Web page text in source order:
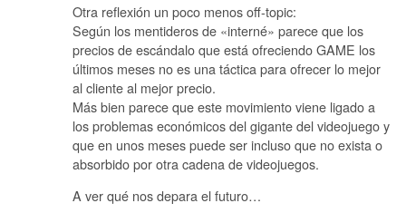
Otra reflexión un poco menos off-topic:
Según los mentideros de «interné» parece que los
precios de escándalo que está ofreciendo GAME los
últimos meses no es una táctica para ofrecer lo mejor
al cliente al mejor precio.
Más bien parece que este movimiento viene ligado a
los problemas económicos del gigante del videojuego y
que en unos meses puede ser incluso que no exista o
absorbido por otra cadena de videojuegos.
A ver qué nos depara el futuro…